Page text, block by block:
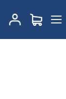
et ventilation